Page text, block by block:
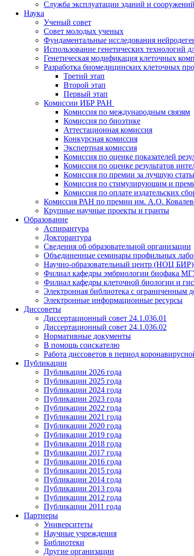
Служба эксплуатации зданий и сооружений
Наука
Ученый совет
Совет молодых ученых
Фундаментальные исследования
Использование генетических технологий
Генетическая модификация клеточных
Разработка биомедицинских клеточных
Третий этап
Второй этап
Первый этап
Комиссии ИБР РАН
Комиссия по международным связям
Комиссия по биоэтике
Аттестационная комиссия
Конкурсная комиссия
Экспертная комиссия
Комиссия по оценке показателей
Комиссия по оценке результатов
Комиссия по премии за лучшую
Комиссия по стимулирующим и
Комиссия по оплате издательских
Комиссия РАН по премии им. А.О.
Крупные научные проекты и гранты
Образование
Аспирантура
Докторантура
Сведения об образовательной организации
Объединенные семинары профильных
Научно-образовательный центр (НОЦ БИР)
Филиал кафедры эмбриологии биофака
Филиал кафедры клеточной биологии и
Электронная библиотека с ограниченным
Электронные информационные ресурсы
Диссоветы
Диссертационный совет 24.1.036.01
Диссертационный совет 24.1.036.02
Нормативные документы
В помощь соискателю
Работа диссоветов в период
Публикации
Публикации 2026 года
Публикации 2025 года
Публикации 2024 года
Публикации 2023 года
Публикации 2022 года
Публикации 2021 года
Публикации 2020 года
Публикации 2019 года
Публикации 2018 года
Публикации 2017 года
Публикации 2016 года
Публикации 2015 года
Публикации 2014 года
Публикации 2013 года
Публикации 2012 года
Публикации 2011 года
Партнеры
Университеты
Научные учреждения
Библиотеки
Другие организации